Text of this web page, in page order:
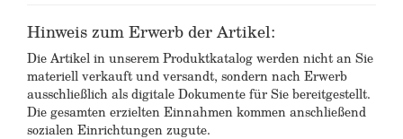
Hinweis zum Erwerb der Artikel:
Die Artikel in unserem Produktkatalog werden nicht an Sie
materiell verkauft und versandt, sondern nach Erwerb
ausschließlich als digitale Dokumente für Sie bereitgestellt.
Die gesamten erzielten Einnahmen kommen anschließend
sozialen Einrichtungen zugute.